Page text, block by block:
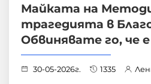
Майката на
трагедията в
Обвинявате го, че
30-05-2026г. 1335